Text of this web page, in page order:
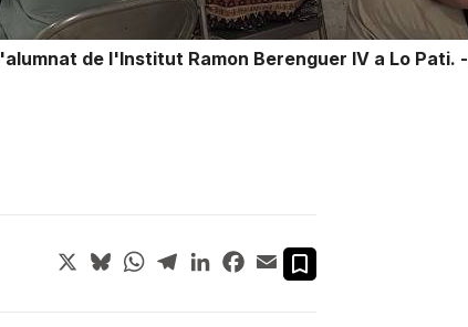
de l'Institut Ramon Berenguer IV a Lo Pati. -
X BlueskyWhatsApp
TelegramLinkedInFacebook
Email